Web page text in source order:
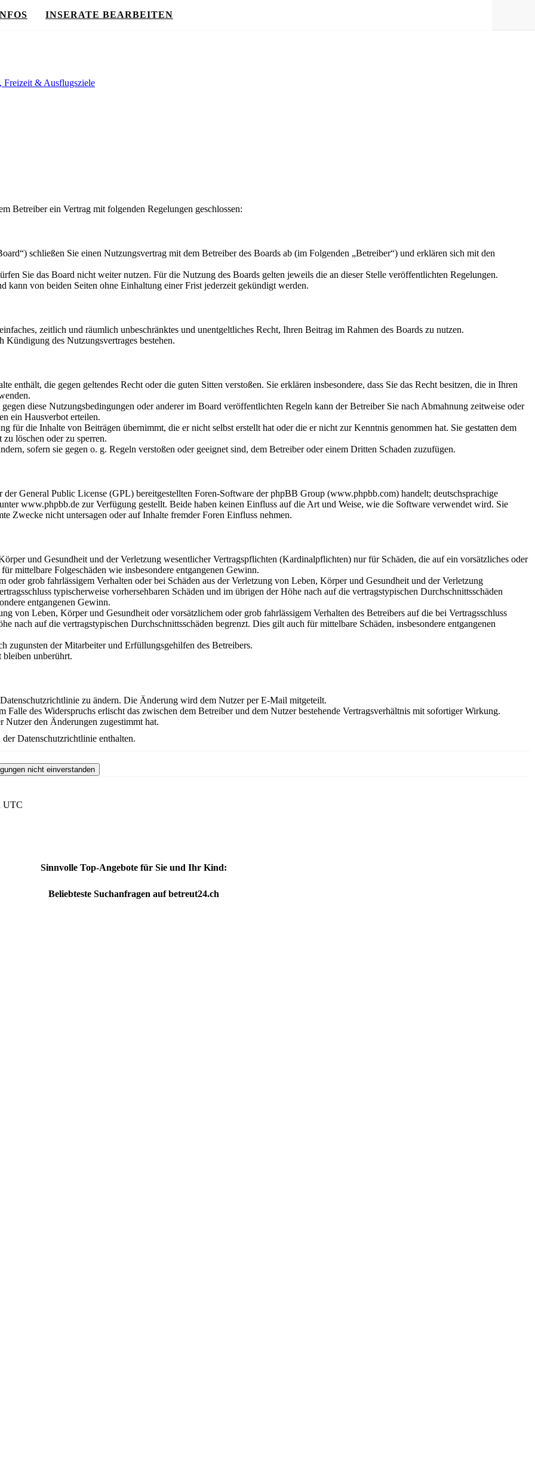
INSERATE BEARBEITEN
Freizeit & Ausflugsziele
Betreiber ein Vertrag mit folgenden Regelungen geschlossen:
schließen Sie einen Nutzungsvertrag mit dem Betreiber des Boards ab (im Folgenden „Betreiber“) und erklären sich mit den
Sie das Board nicht weiter nutzen. Für die Nutzung des Boards gelten jeweils die an dieser Stelle veröffentlichten Regelungen.
kann von beiden Seiten ohne Einhaltung einer Frist jederzeit gekündigt werden.
zeitlich und räumlich unbeschränktes und unentgeltliches Recht, Ihren Beitrag im Rahmen des Boards zu nutzen.
des Nutzungsvertrages bestehen.
enthält, die gegen geltendes Recht oder die guten Sitten verstoßen. Sie erklären insbesondere, dass Sie das Recht besitzen, die in Ihren
diese Nutzungsbedingungen oder anderer im Board veröffentlichten Regeln kann der Betreiber Sie nach Abmahnung zeitweise oder
ein Hausverbot erteilen.
für die Inhalte von Beiträgen übernimmt, die er nicht selbst erstellt hat oder die er nicht zur Kenntnis genommen hat. Sie gestatten dem
löschen oder zu sperren.
sofern sie gegen o. g. Regeln verstoßen oder geeignet sind, dem Betreiber oder einem Dritten Schaden zuzufügen.
der General Public License (GPL) bereitgestellten Foren-Software der phpBB Group (www.phpbb.com) handelt; deutschsprachige
www.phpbb.de zur Verfügung gestellt. Beide haben keinen Einfluss auf die Art und Weise, wie die Software verwendet wird. Sie
Zwecke nicht untersagen oder auf Inhalte fremder Foren Einfluss nehmen.
und Gesundheit und der Verletzung wesentlicher Vertragspflichten (Kardinalpflichten) nur für Schäden, die auf ein vorsätzliches oder
mittelbare Folgeschäden wie insbesondere entgangenen Gewinn.
oder grob fahrlässigem Verhalten oder bei Schäden aus der Verletzung von Leben, Körper und Gesundheit und der Verletzung
typischerweise vorhersehbaren Schäden und im übrigen der Höhe nach auf die vertragstypischen Durchschnittsschäden
entgangenen Gewinn.
von Leben, Körper und Gesundheit oder vorsätzlichem oder grob fahrlässigem Verhalten des Betreibers auf die bei Vertragsschluss
nach auf die vertragstypischen Durchschnittsschäden begrenzt. Dies gilt auch für mittelbare Schäden, insbesondere entgangenen
zugunsten der Mitarbeiter und Erfüllungsgehilfen des Betreibers.
unberührt.
zu ändern. Die Änderung wird dem Nutzer per E-Mail mitgeteilt.
des Widerspruchs erlischt das zwischen dem Betreiber und dem Nutzer bestehende Vertragsverhältnis mit sofortiger Wirkung.
den Änderungen zugestimmt hat.
Datenschutzrichtlinie enthalten.
UTC
Sinnvolle Top-Angebote für Sie und Ihr Kind:
Beliebteste Suchanfragen aufbetreut24.ch